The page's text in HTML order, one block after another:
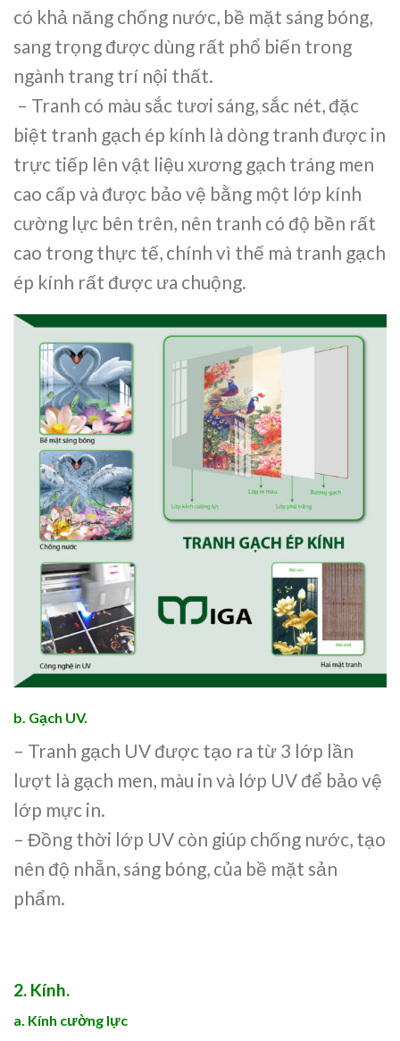
có khả năng chống nước, bề mặt sáng bóng,
sang trọng được dùng rất phổ biến trong
ngành trang trí nội thất.
– Tranh có màu sắc tươi sáng, sắc nét, đặc
biệt tranh gạch ép kính là dòng tranh được in
trực tiếp lên vật liệu xương gạch tráng men
cao cấp và được bảo vệ bằng một lớp kính
cường lực bên trên, nên tranh có độ bền rất
cao trong thực tế, chính vì thế mà tranh gạch
ép kính rất được ưa chuộng.
b. Gạch UV.
– Tranh gạch UV được tạo ra từ 3 lớp lần
lượt là gạch men, màu in và lớp UV để bảo vệ
lớp mực in.
– Đồng thời lớp UV còn giúp chống nước, tạo
nên độ nhẵn, sáng bóng, của bề mặt sản
phẩm.
2. Kính.
a. Kính cường lực